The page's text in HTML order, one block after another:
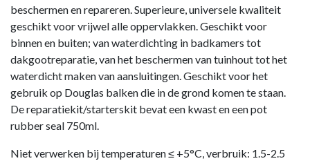
beschermen en repareren. Superieure, universele kwaliteit
geschikt voor vrijwel alle oppervlakken. Geschikt voor
binnen en buiten; van waterdichting in badkamers tot
dakgootreparatie, van het beschermen van tuinhout tot het
waterdicht maken van aansluitingen. Geschikt voor het
gebruik op Douglas balken die in de grond komen te staan.
De reparatiekit/starterskit bevat een kwast en een pot
rubber seal 750ml.
Niet verwerken bij temperaturen ≤ +5°C, verbruik: 1.5-2.5